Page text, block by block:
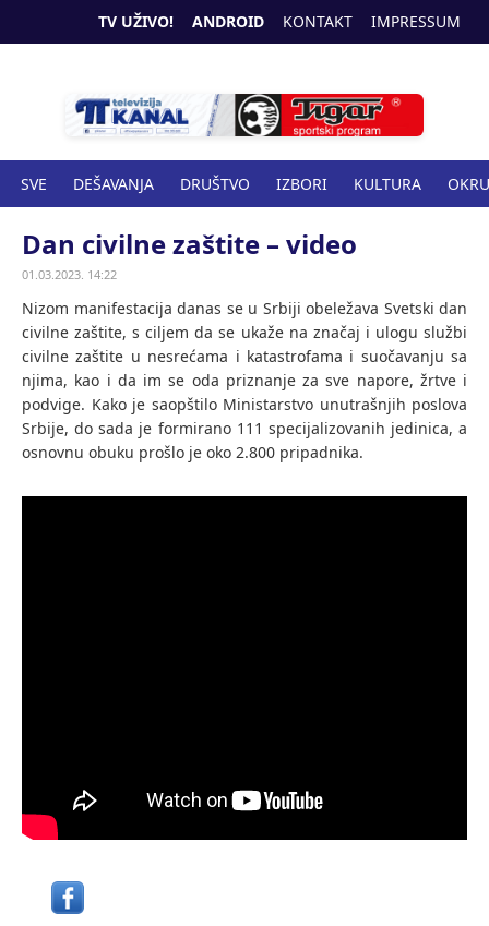
TV UŽIVO! ANDROID KONTAKT IMPRESSUM
SVE DEŠAVANJA DRUŠTVO IZBORI KULTURA
SPORT ZANIMLJIVOSTI ZDRAVSTVO
Dan civilne zaštite – video
01.03.2023. 14:22
Nizom manifestacija danas se u Srbiji obeležava Svetski dan
civilne zaštite, s ciljem da se ukaže na značaj i ulogu službi
civilne zaštite u nesrećama i katastrofama i suočavanju sa
njima, kao i da im se oda priznanje za sve napore, žrtve i
podvige. Kako je saopštilo Ministarstvo unutrašnjih poslova
Srbije, do sada je formirano 111 specijalizovanih jedinica, a
osnovnu obuku prošlo je oko 2.800 pripadnika.